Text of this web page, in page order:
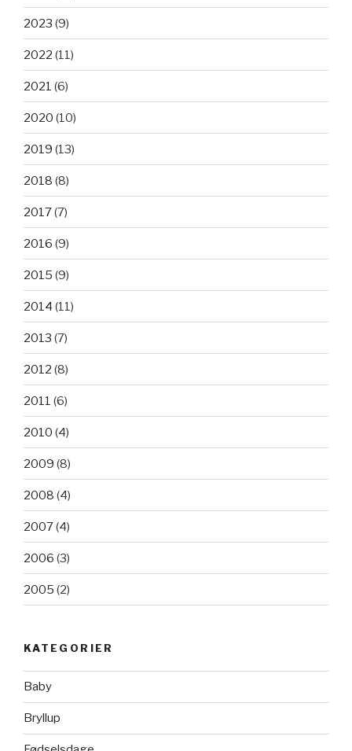
2023 (9)
2022 (11)
2021 (6)
2020 (10)
2019 (13)
2018 (8)
2017(7)
2016 (9)
2015 (9)
2014 (11)
2013 (7)
2012 (8)
2011 (6)
2010 (4)
2009 (8)
2008 (4)
2007(4)
2006 (3)
2005 (2)
KATEGORIER
Baby
Bryllup